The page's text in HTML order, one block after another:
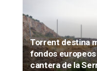
Torrent destina
fondos
cantera de la